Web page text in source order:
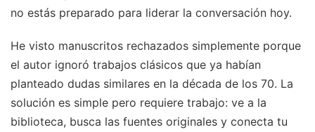
no estás preparado para liderar la conversación hoy.
He visto manuscritos rechazados simplemente porque
el autor ignoró trabajos clásicos que ya habían
planteado dudas similares en la década de los 70. La
solución es simple pero requiere trabajo: ve a la
biblioteca, busca las fuentes originales y conecta tu